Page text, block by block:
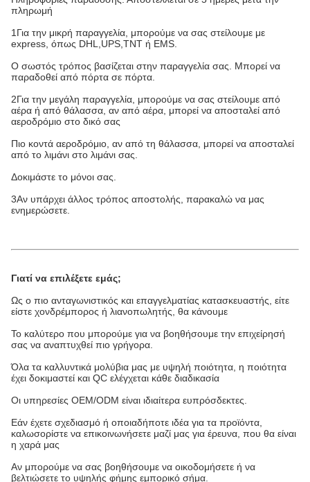
πληρωμή
1Για την μικρή παραγγελία, μπορούμε να σας στείλουμε με
express, όπως DHL,UPS,TNT ή EMS.
Ο σωστός τρόπος βασίζεται στην παραγγελία σας. Μπορεί να
παραδοθεί από πόρτα σε πόρτα.
2Για την μεγάλη παραγγελία, μπορούμε να σας στείλουμε από
αέρα ή από θάλασσα, αν από αέρα, μπορεί να αποσταλεί από
αεροδρόμιο στο δικό σας
Πιο κοντά αεροδρόμιο, αν από τη θάλασσα, μπορεί να αποσταλεί
από το λιμάνι στο λιμάνι σας.
Δοκιμάστε το μόνοι σας.
3Αν υπάρχει άλλος τρόπος αποστολής, παρακαλώ να μας
ενημερώσετε.
Γιατί να επιλέξετε εμάς;
Ως ο πιο ανταγωνιστικός και επαγγελματίας κατασκευαστής, είτε
είστε χονδρέμπορος ή λιανοπωλητής, θα κάνουμε
Το καλύτερο που μπορούμε για να βοηθήσουμε την επιχείρησή
σας να αναπτυχθεί πιο γρήγορα.
Όλα τα καλλυντικά μολύβια μας με υψηλή ποιότητα, η ποιότητα
έχει δοκιμαστεί και QC ελέγχεται κάθε διαδικασία
Οι υπηρεσίες OEM/ODM είναι ιδιαίτερα ευπρόσδεκτες.
Εάν έχετε σχεδιασμό ή οποιαδήποτε ιδέα για τα προϊόντα,
καλωσορίστε να επικοινωνήσετε μαζί μας για έρευνα, που θα είναι
η χαρά μας
Αν μπορούμε να σας βοηθήσουμε να οικοδομήσετε ή να
βελτιώσετε το υψηλής φήμης εμπορικό σήμα.